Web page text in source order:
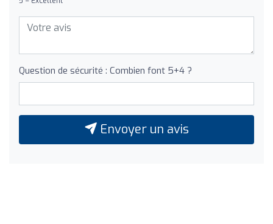
Question de sécurité : Combien font 5+4 ?
Envoyer un avis